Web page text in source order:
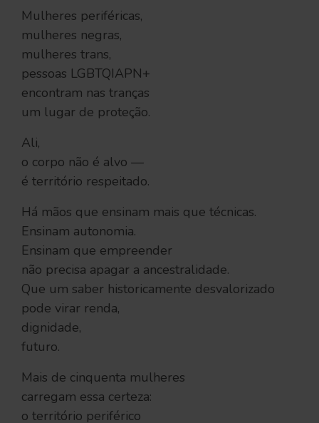
Mulheres periféricas,
mulheres negras,
mulheres trans,
pessoas LGBTQIAPN+
encontram nas tranças
um lugar de proteção.
Ali,
o corpo não é alvo —
é território respeitado.
Há mãos que ensinam mais que técnicas.
Ensinam autonomia.
Ensinam que empreender
não precisa apagar a ancestralidade.
Que um saber historicamente desvalorizado
pode virar renda,
dignidade,
futuro.
Mais de cinquenta mulheres
carregam essa certeza:
o território periférico